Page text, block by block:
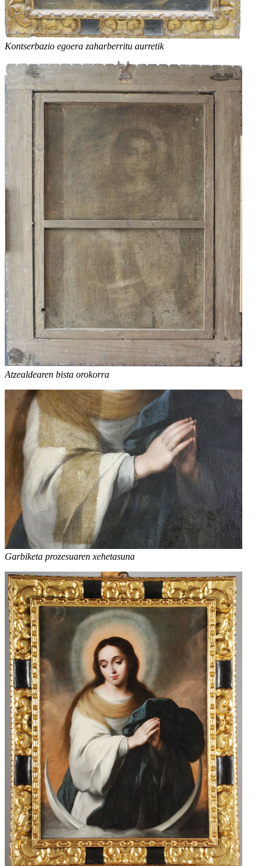
Kontserbazio egoera zaharberritu aurretik
Atzealdearen bista orokorra
Garbiketa prozesuaren xehetasuna